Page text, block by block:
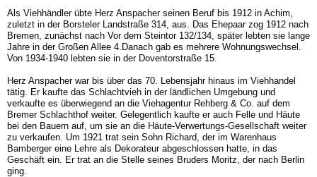
Als Viehhändler übte Herz Anspacher seinen Beruf bis 1912 in Achim,
zuletzt in der Borsteler Landstraße 314, aus. Das Ehepaar zog 1912 nach
Bremen, zunächst nach Vor dem Steintor 132/134, später lebten sie lange
Jahre in der Großen Allee 4.Danach gab es mehrere Wohnungswechsel.
Von 1934-1940 lebten sie in der Doventorstraße 15.
Herz Anspacher war bis über das 70. Lebensjahr hinaus im Viehhandel
tätig. Er kaufte das Schlachtvieh in der ländlichen Umgebung und
verkaufte es überwiegend an die Viehagentur Rehberg & Co. auf dem
Bremer Schlachthof weiter. Gelegentlich kaufte er auch Felle und Häute
bei den Bauern auf, um sie an die Häute-Verwertungs-Gesellschaft weiter
zu verkaufen. Um 1921 trat sein Sohn Richard, der im Warenhaus
Bamberger eine Lehre als Dekorateur abgeschlossen hatte, in das
Geschäft ein. Er trat an die Stelle seines Bruders Moritz, der nach Berlin
ging.